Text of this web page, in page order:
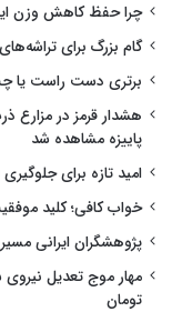
چرا حفظ کاهش وزن
گام بزرگ برای
برتری دست راست یا
هشدار قرمز در مزارع
پاییزه مشاهده شد
امید تازه برای
خواب کافی؛ کلید
پژوهشگران ایرانی
تومان